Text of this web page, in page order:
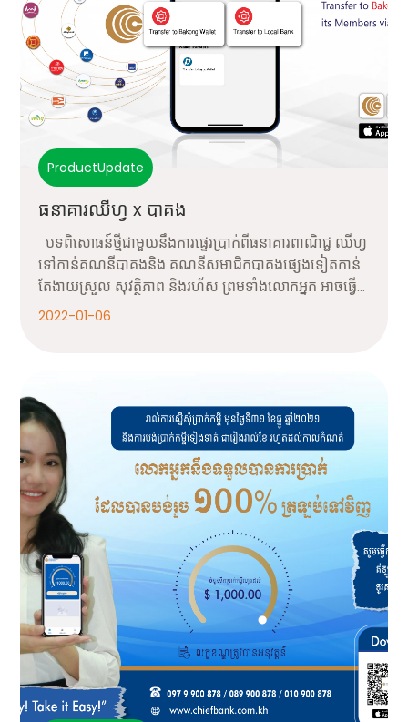
ProductUpdate
ធនាគារឈីហ្វ x បាគង
បទពិសោធន៍ថ្មីជាមួយនឹងការផ្ទេរប្រាក់ពីធនាគារពាណិជ្ជ ឈីហ្វ
ទៅកាន់គណនីបាគងនិង គណនីសមាជិកបាគងផ្សេងទៀតកាន់
តែងាយស្រួល សុវត្ថិភាព និងរហ័ស ព្រមទាំងលោកអ្នក អាចធ្វើ
ការចំណាយដោយផ្ទាល់ ជាមួយនឹង KHQR code ពីកម្មវិធី C
2022-01-06